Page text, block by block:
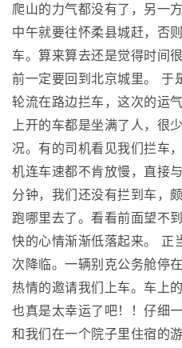
爬山的力气都没有了，另一
中午就要往怀柔县城赶，否
车。算来算去还是觉得时间
前一定要回到北京城里。 于
轮流在路边拦车，这次的运
上开的车都是坐满了人，很
况。有的司机看见我们拦车
机连车速都不肯放慢，直接
分钟，我们还没有拦到车，
跑哪里去了。看看前面望不
快的心情渐渐低落起来。 正
次降临。一辆别克公务舱停
热情的邀请我们上车。车上
也真是太幸运了吧！！仔细
和我们在一个院子里住宿的